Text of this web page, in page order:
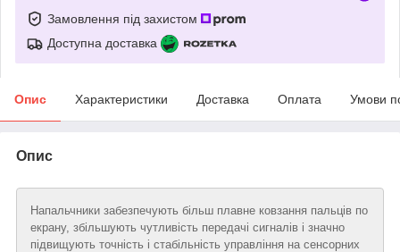
Замовлення під захистом
Доступна доставка
Опис Характеристики Доставка Оплата Умови
Опис
Напальчники забезпечують більш плавне ковзання пальців по
екрану, збільшують чутливість передачі сигналів і значно
підвищують точність і стабільність управління на сенсорних